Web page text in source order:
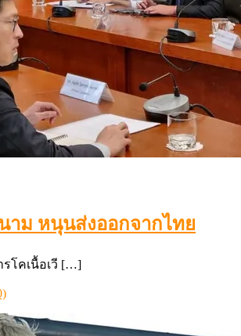
าม หนุนส่งออกจากไทย
โคเนื้อเวี […]